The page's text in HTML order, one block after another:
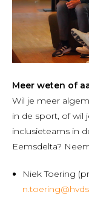
Meer weten of
Wil je meer
in de sport, of wil
inclusieteams in
Eemsdelta?
Niek Toering